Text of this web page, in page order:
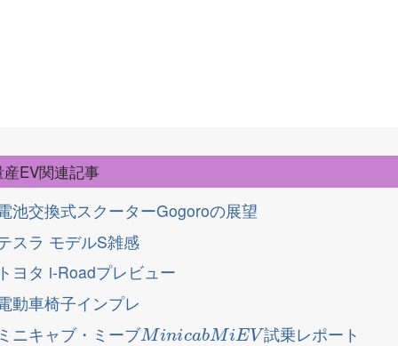
産EV関連記事
池交換式スクーターGogoroの展望
スラ モデルS雑感
ヨタ i-Roadプレビュー
動車椅子インプレ
ニキャブ・ミーブ
試乗レポート